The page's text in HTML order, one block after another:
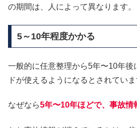
の期間は、人によって異なります。
5～10年程度かかる
一般的に任意整理から5年〜10年後
ドが使えるようになるとされていま
なぜなら5年〜10年ほどで、事故情